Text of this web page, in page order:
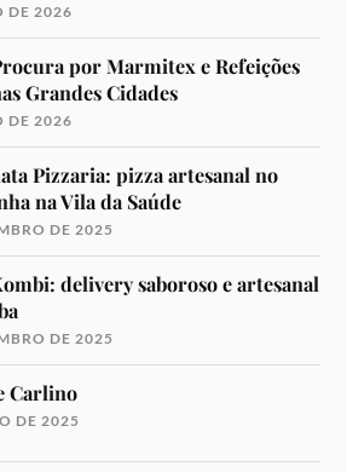
DE 2026
por Marmitex e Refeições
Grandes Cidades
DE 2026
Pizzaria: pizza artesanal no
na Vila da Saúde
DE 2025
delivery saboroso e artesanal
DE 2025
Carlino
DE 2025